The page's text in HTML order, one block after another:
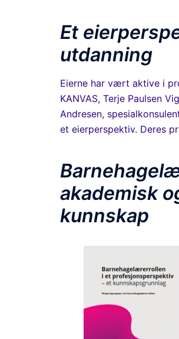
Et
utdanning
Eierne har vært aktive i
KANVAS, Terje Paulsen
Andresen,
et eierperspektiv. Deres
akademisk